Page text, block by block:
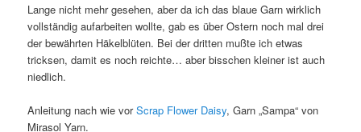
Lange nicht mehr gesehen, aber da ich das blaue Garn wirklich
vollständig aufarbeiten wollte, gab es über Ostern noch mal drei
der bewährten Häkelblüten. Bei der dritten mußte ich etwas
tricksen, damit es noch reichte… aber bisschen kleiner ist auch
niedlich.
Anleitung nach wie vorScrap Flower Daisy, Garn „Sampa“ von
Mirasol Yarn.